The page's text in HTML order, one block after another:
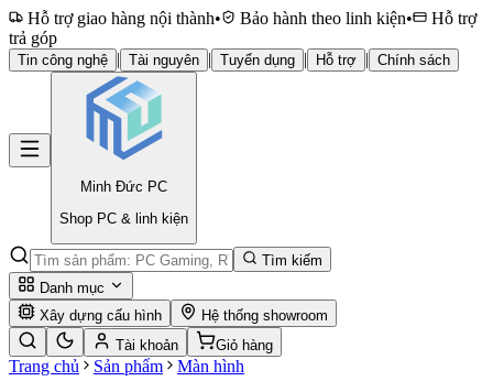
Hỗ trợ giao hàng nội thành• Bảo hành theo linh kiện•
Hỗ trợ
trả góp
Tin công nghệ | Tài nguyên | Tuyển dụng | Hỗ trợ | Chính sách
Minh Đức PC
Shop PC & linh kiện
Tìm kiếm
Danh mục
Xây dựng cấu hình
Hệ thống showroom
Tài khoản
Giỏ hàng
Trang chủ Sản phẩm Màn hình